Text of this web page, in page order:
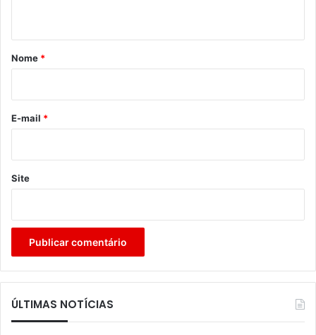
r
*
Nome *
E-mail *
Site
ÚLTIMAS NOTÍCIAS